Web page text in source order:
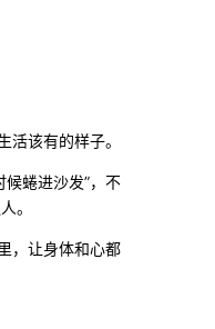
该有的样子。
蜷进沙发”，不
。
，让身体和心都